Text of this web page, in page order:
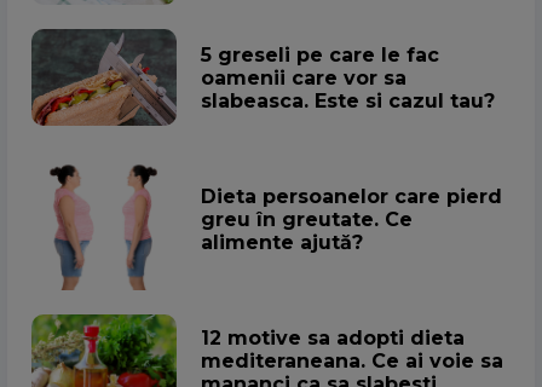
5 greseli pe care le fac
oamenii care vor sa
slabeasca. Este si cazul tau?
Dieta persoanelor care pierd
greu în greutate. Ce
alimente ajută?
12 motive sa adopti dieta
mediteraneana. Ce ai voie sa